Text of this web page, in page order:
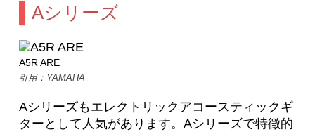
Aシリーズ
A5R ARE
引用：YAMAHA
Aシリーズもエレクトリックアコースティックギ
ターとして人気があります。Aシリーズで特徴的